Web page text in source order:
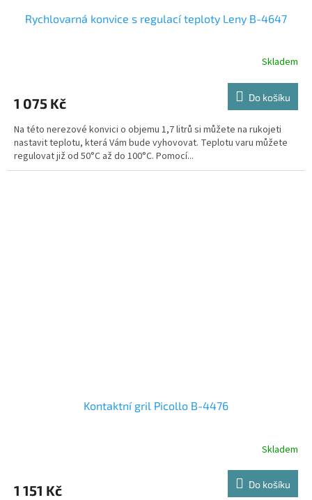
Rychlovarná konvice s regulací teploty Leny B-4647
Skladem
1 075 Kč Do košíku
Na této nerezové konvici o objemu 1,7 litrů si můžete na rukojeti
nastavit teplotu, která Vám bude vyhovovat. Teplotu varu můžete
regulovat již od 50°C až do 100°C. Pomocí...
Kontaktní gril Picollo B-4476
Skladem
1 151 Kč Do košíku